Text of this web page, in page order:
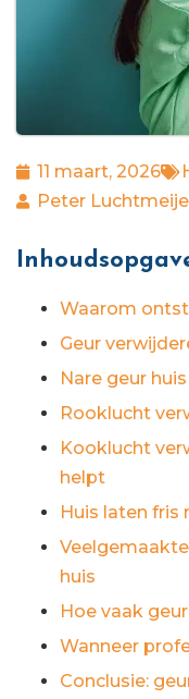
11 maart, 2026
Peter
Waarom
Geur
Nare geur
Rooklucht
Kooklucht
helpt
Huis laten fris
huis
Hoe vaak
Wanneer
Conclusie: